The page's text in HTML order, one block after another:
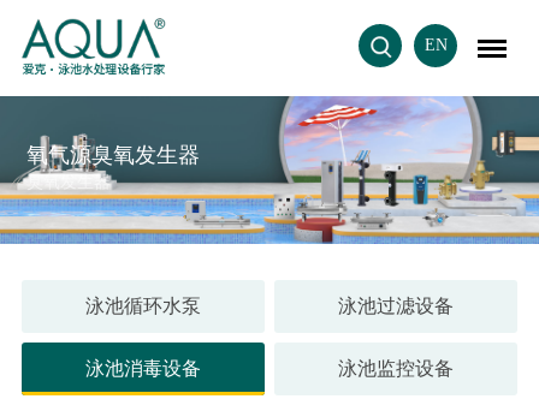
EN
氧气源臭氧发生器
臭氧发生器
泳池循环水泵 泳池过滤设备
泳池消毒设备 泳池监控设备